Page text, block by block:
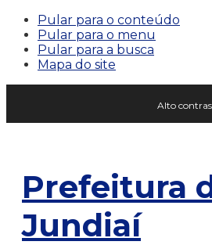
Pular para o conteúdo
Pular para o menu
Pular para a busca
Mapa do site
Alto
Prefeitura
Jundiaí